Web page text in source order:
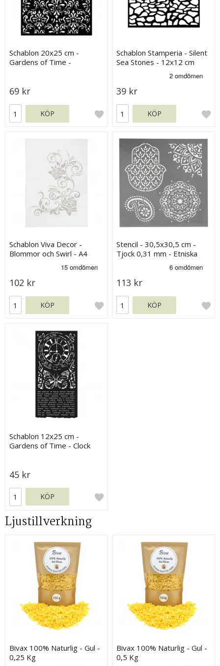
Schablon 20x25 cm -
Gardens of Time -
69 kr
KÖP
Schablon Stamperia - Silent
Sea Stones - 12x12 cm
39 kr
KÖP
Schablon Viva Decor -
Blommor och Swirl - A4
102 kr
KÖP
Stencil - 30,5x30,5 cm -
Tjock 0,31 mm - Etniska
113 kr
KÖP
Schablon 12x25 cm -
Gardens of Time - Clock
45 kr
KÖP
Ljustillverkning
Bivax 100% Naturlig - Gul -
0,25 Kg
Bivax 100% Naturlig - Gul -
0,5 Kg